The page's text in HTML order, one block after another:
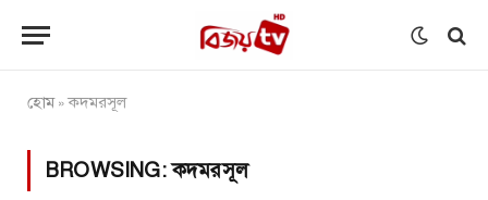
হোম»কদমরসূল
BROWSING:কদমরসূল